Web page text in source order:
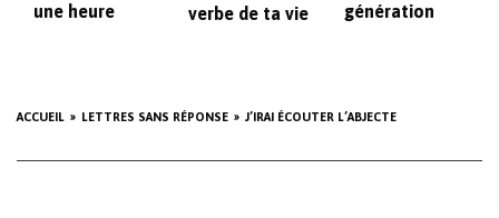
ACCUEIL LETTRES SANS RÉPONSE J’IRAI ÉCOUTER L’ABJECTE
une heure
verbe de ta vie
génération